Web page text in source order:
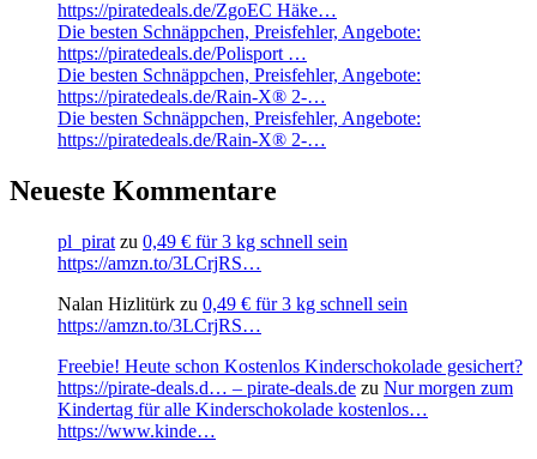
https://piratedeals.de/ZgoEC Häke…
Die besten Schnäppchen, Preisfehler, Angebote:
https://piratedeals.de/Polisport …
Die besten Schnäppchen, Preisfehler, Angebote:
https://piratedeals.de/Rain-X® 2-…
Die besten Schnäppchen, Preisfehler, Angebote:
https://piratedeals.de/Rain-X® 2-…
Neueste Kommentare
pl_pirat zu 0,49 € für 3 kg schnell sein
https://amzn.to/3LCrjRS…
Nalan Hizlitürk zu 0,49 € für 3 kg schnell sein
https://amzn.to/3LCrjRS…
Freebie! Heute schon Kostenlos Kinderschokolade gesichert?
https://pirate-deals.d… – pirate-deals.de zu Nur morgen zum
Kindertag für alle Kinderschokolade kostenlos…
https://www.kinde…